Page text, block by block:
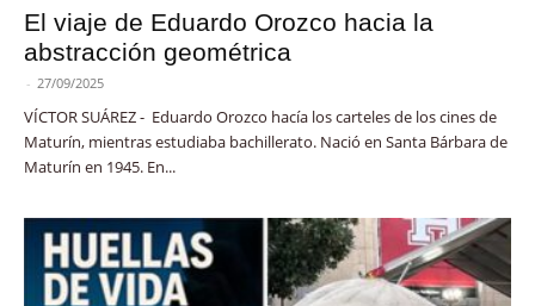
El viaje de Eduardo Orozco hacia la
abstracción geométrica
- 27/09/2025
VÍCTOR SUÁREZ - Eduardo Orozco hacía los carteles de los cines de
Maturín, mientras estudiaba bachillerato. Nació en Santa Bárbara de
Maturín en 1945. En...